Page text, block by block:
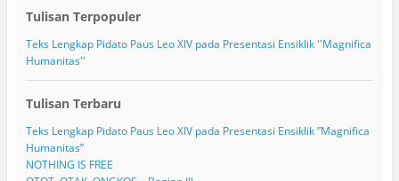
Tulisan Terpopuler
Teks Lengkap Pidato Paus Leo XIV pada Presentasi Ensiklik ''Magnifica
Humanitas''
Tulisan Terbaru
Teks Lengkap Pidato Paus Leo XIV pada Presentasi Ensiklik ”Magnifica
Humanitas”
NOTHING IS FREE